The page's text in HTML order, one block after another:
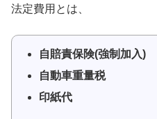
法定費用とは、
自賠責保険(強制加入)
自動車重量税
印紙代